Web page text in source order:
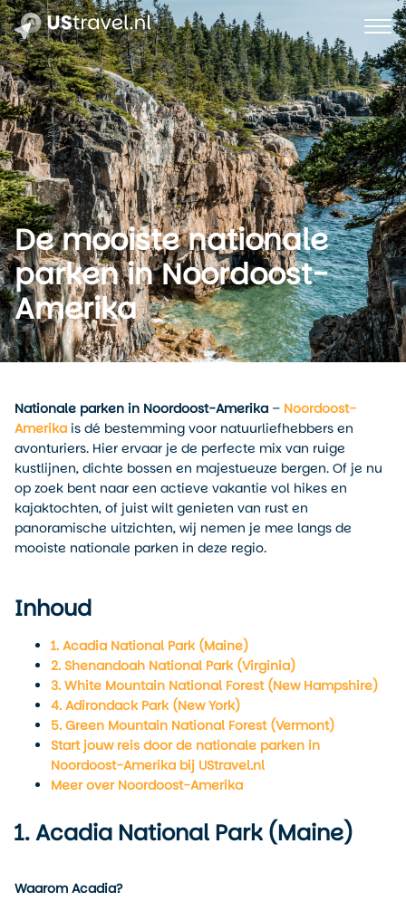
De mooiste nationale
parken in Noordoost-
Amerika
Nationale parken in Noordoost-Amerika – Noordoost-
Amerika is dé bestemming voor natuurliefhebbers en
avonturiers. Hier ervaar je de perfecte mix van ruige
kustlijnen, dichte bossen en majestueuze bergen. Of je nu
op zoek bent naar een actieve vakantie vol hikes en
kajaktochten, of juist wilt genieten van rust en
panoramische uitzichten, wij nemen je mee langs de
mooiste nationale parken in deze regio.
Inhoud
1. Acadia National Park (Maine)
2. Shenandoah National Park (Virginia)
3. White Mountain National Forest (New Hampshire)
4. Adirondack Park (New York)
5. Green Mountain National Forest (Vermont)
Start jouw reis door de nationale parken in
Noordoost-Amerika bij UStravel.nl
Meer over Noordoost-Amerika
1. Acadia National Park (Maine)
Waarom Acadia?